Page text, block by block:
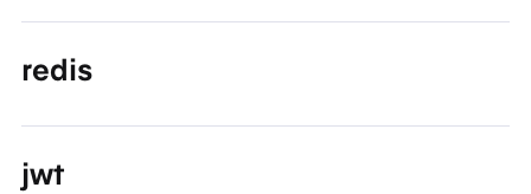
redis
jwt